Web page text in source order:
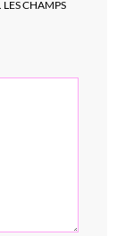
LES CHAMPS